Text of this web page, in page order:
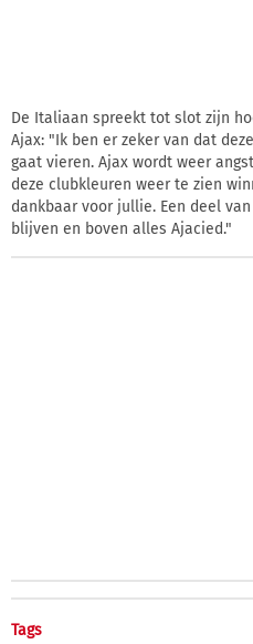
De Italiaan spreekt tot slot zijn
Ajax: "Ik ben er zeker van dat
gaat vieren. Ajax wordt weer
deze clubkleuren weer te zien
dankbaar voor jullie. Een deel
blijven en boven alles Ajacied."
Tags